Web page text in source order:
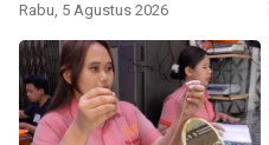
Rabu, 5 Agustus 2026